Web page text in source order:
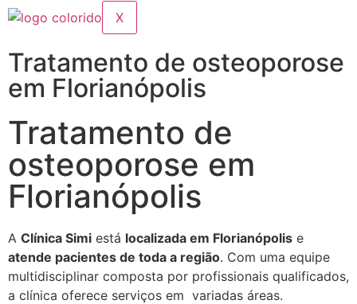
X
Tratamento de osteoporose
em Florianópolis
Tratamento de
osteoporose em
Florianópolis
A Clínica Simi está localizada em Florianópolis e
atende pacientes de toda a região. Com uma equipe
multidisciplinar composta por profissionais qualificados,
a clínica oferece serviços em variadas áreas.